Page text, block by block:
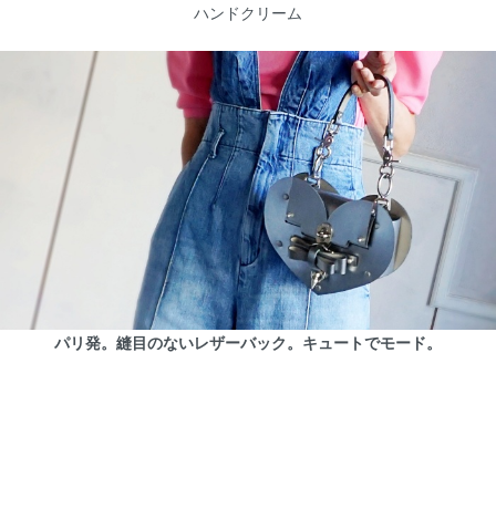
ハンドクリーム
パリ発。縫目のないレザーバック。キュートでモード。